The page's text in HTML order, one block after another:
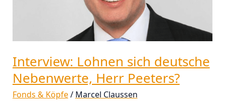
Interview: Lohnen sich deutsche
Nebenwerte, Herr Peeters?
Fonds & Köpfe/ Marcel Claussen